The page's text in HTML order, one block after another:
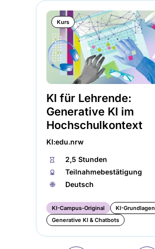
Kurs
KI für Lehrende:
Generative KI im
Hochschulkontext
KI:edu.nrw
⏱
2,5 Stunden
🏅︎
Teilnahmebestätigung
🌐︎
Deutsch
KI-Campus-Original
KI-Grundlagen
Generative KI & Chatbots